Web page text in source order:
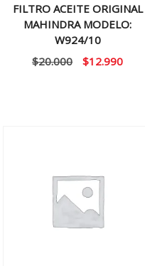
FILTRO ACEITE ORIGINAL
MAHINDRA MODELO:
W924/10
$20.000
El
$12.990El